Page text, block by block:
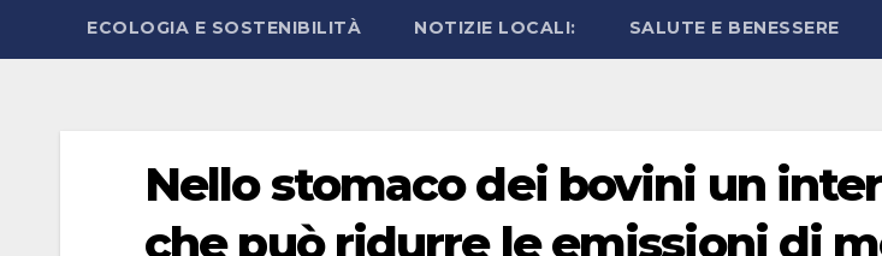
ECOLOGIA E SOSTENIBILITÀ NOTIZIE LOCALI: SALUTE E BENESSERE
Nello stomaco dei bovini un
che può ridurre le emissioni di